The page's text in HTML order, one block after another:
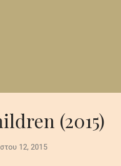
(2015)
12, 2015